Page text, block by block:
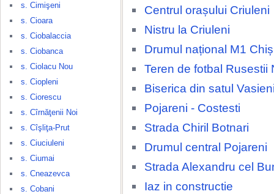
s. Cimişeni
s. Cioara
s. Ciobalaccia
s. Ciobanca
s. Ciolacu Nou
s. Ciopleni
s. Ciorescu
s. Cîrnăţenii Noi
s. Cîşliţa-Prut
s. Ciuciuleni
s. Ciumai
s. Cneazevca
s. Cobani
Centrul orașului Criuleni
Nistru la Criuleni
Drumul național M1
Teren de fotbal Rusestii
Biserica din satul
Pojareni - Costesti
Strada Chiril Botnari
Drumul central Pojareni
Strada Alexandru cel
Iaz in constructie